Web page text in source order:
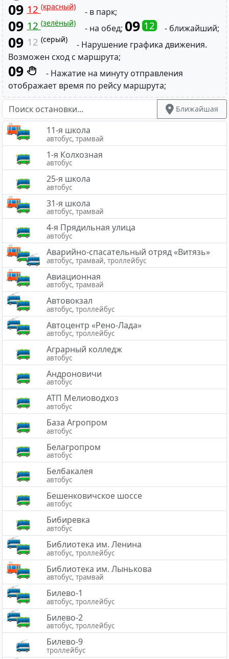
Ближайшая
11-я школа
автобус, трамвай
1-я Колхозная
автобус
25-я школа
автобус
31-я школа
автобус, трамвай
4-я Прядильная улица
автобус
Аварийно-спасательный отряд «Витязь»
автобус, трамвай, троллейбус
Авиационная
автобус, трамвай
Автовокзал
автобус, троллейбус
Автоцентр «Рено-Лада»
автобус, троллейбус
Аграрный колледж
автобус
Андроновичи
автобус
АТП Мелиоводхоз
автобус
База Агропром
автобус
Белагропром
автобус
Белбакалея
автобус
Бешенковичское шоссе
автобус
Бибиревка
автобус
Библиотека им. Ленина
автобус, троллейбус
Библиотека им. Лынькова
автобус, трамвай
Билево-1
автобус, троллейбус
Билево-2
автобус, троллейбус
Билево-9
троллейбус
09 12(красный) - в парк;
09 12(зелёный) - на обед; 09 12 - ближайший;
09 12 (серый)
- Нарушение графика движения.
Возможен сход с маршрута;
09
- Нажатие на минуту отправления
отображает время по рейсу маршрута;